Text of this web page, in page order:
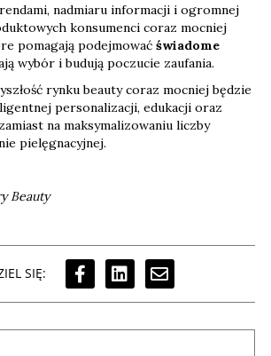
nadmiaru informacji i ogromnej
konsumenci coraz mocniej
pomagają podejmować świadome
wybór i budują poczucie zaufania.
rynku beauty coraz mocniej będzie
personalizacji, edukacji oraz
na maksymalizowaniu liczby
pielęgnacyjnej.
Beauty
SIĘ: